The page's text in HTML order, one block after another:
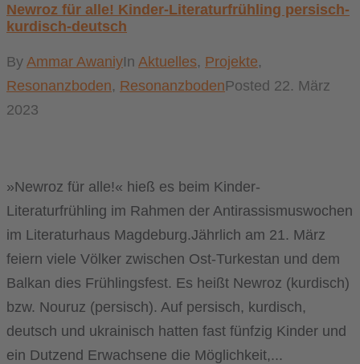
Newroz für alle! Kinder-Literaturfrühling persisch-
kurdisch-deutsch
By Ammar AwaniyIn Aktuelles, Projekte,
Resonanzboden, ResonanzbodenPosted 22. März
2023
»Newroz für alle!« hieß es beim Kinder-
Literaturfrühling im Rahmen der Antirassismuswochen
im Literaturhaus Magdeburg.Jährlich am 21. März
feiern viele Völker zwischen Ost-Turkestan und dem
Balkan dies Frühlingsfest. Es heißt Newroz (kurdisch)
bzw. Nouruz (persisch). Auf persisch, kurdisch,
deutsch und ukrainisch hatten fast fünfzig Kinder und
ein Dutzend Erwachsene die Möglichkeit,...